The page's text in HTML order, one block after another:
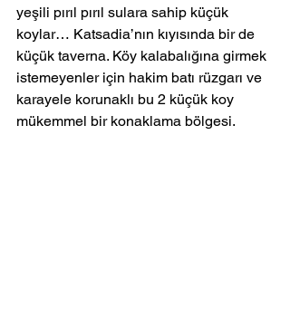
yeşili pırıl pırıl sulara sahip küçük
koylar… Katsadia’nın kıyısında bir de
küçük taverna. Köy kalabalığına girmek
istemeyenler için hakim batı rüzgarı ve
karayele korunaklı bu 2 küçük koy
mükemmel bir konaklama bölgesi.